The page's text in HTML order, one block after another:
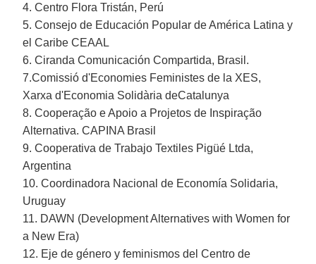
4. Centro Flora Tristán, Perú
5. Consejo de Educación Popular de América Latina y
el Caribe CEAAL
6. Ciranda Comunicación Compartida, Brasil.
7.Comissió d'Economies Feministes de la XES,
Xarxa d'Economia Solidària deCatalunya
8. Cooperação e Apoio a Projetos de Inspiração
Alternativa. CAPINA Brasil
9. Cooperativa de Trabajo Textiles Pigüé Ltda,
Argentina
10. Coordinadora Nacional de Economía Solidaria,
Uruguay
11. DAWN (Development Alternatives with Women for
a New Era)
12. Eje de género y feminismos del Centro de